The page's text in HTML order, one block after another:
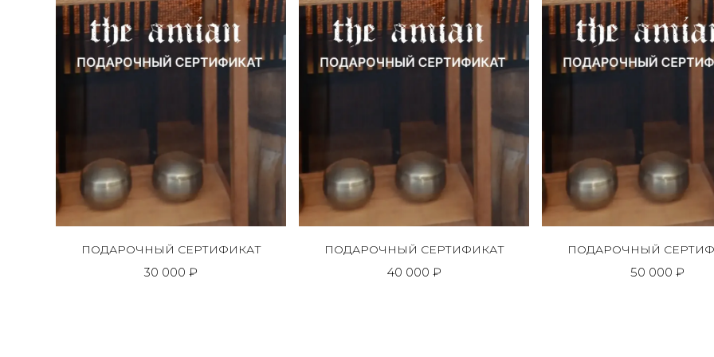
ПОДАРОЧНЫЙ СЕРТИФИКАТ
30 000 ₽
ПОДАРОЧНЫЙ СЕРТИФИКАТ
40 000 ₽
ПОДАРОЧНЫЙ
50 000 ₽